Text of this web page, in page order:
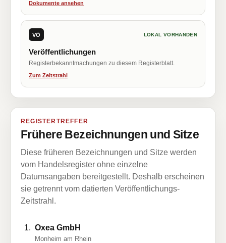
Dokumente ansehen
VÖ LOKAL VORHANDEN
Veröffentlichungen
Registerbekanntmachungen zu diesem Registerblatt.
Zum Zeitstrahl
REGISTERTREFFER
Frühere Bezeichnungen und Sitze
Diese früheren Bezeichnungen und Sitze werden
vom Handelsregister ohne einzelne
Datumsangaben bereitgestellt. Deshalb erscheinen
sie getrennt vom datierten Veröffentlichungs-
Zeitstrahl.
Oxea GmbH
Monheim am Rhein